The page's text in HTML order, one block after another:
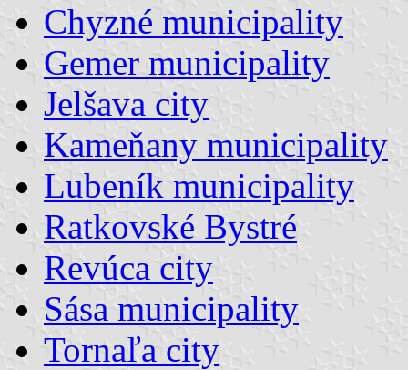
Chyzné municipality
Gemer municipality
Jelšava city
Kameňany municipality
Lubeník municipality
Ratkovské Bystré
Revúca city
Sása municipality
Tornaľa city